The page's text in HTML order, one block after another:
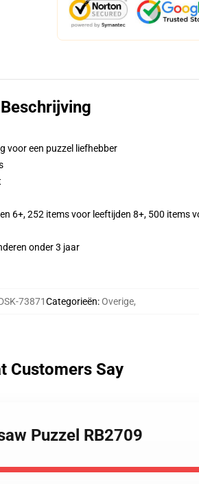
Beschrijving
voor een puzzel liefhebber
6+, 252 items voor leeftijden 8+, 500 items
onder 3 jaar
73871Categorieën:Overige,
Customers Say
Puzzel RB2709